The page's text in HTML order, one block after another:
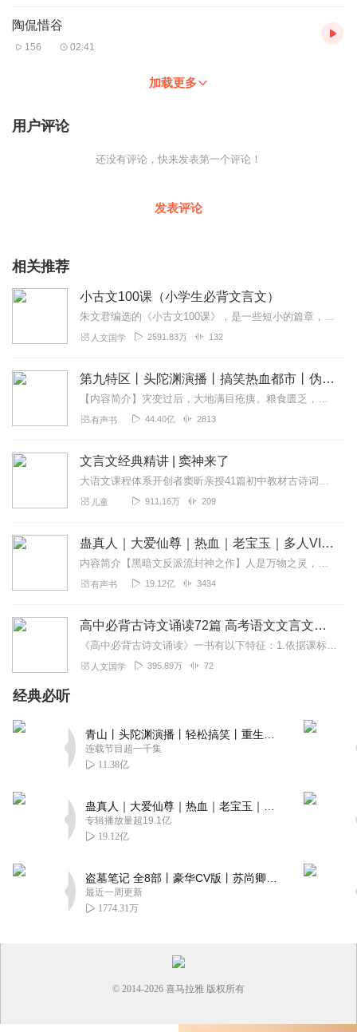
陶侃惜谷
156 02:41
加载更多
用户评论
还没有评论，快来发表第一个评论！
发表评论
相关推荐
小古文100课（小学生必背文言文）
朱文君编选的《小古文100课》，是一些短小的篇章，易于入门。这组录音以济南出版社2015版《小学生小古文100课》为为录音底本，先前选本有些篇目被更换的，作为附...
人文国学 2591.83万 132
第九特区丨头陀渊演播丨搞笑热血都市丨伪戒丨VIP免费多人有声剧
【内容简介】灾变过后，大地满目疮痍。粮食匮乏，资源紧俏，局势混乱……一位从待规划区杀出来的青年，背对着漫天黄沙，孤身来到九区谋生，却不曾想偶然结识三五好友，一念...
有声书 44.40亿 2813
文言文经典精讲 | 窦神来了
大语文课程体系开创者窦昕亲授41篇初中教材古诗词、文言精讲，41周让你无惧文言难题古诗、古文难，难就难在，离生活太远，孩子没兴趣。能让孩子爱上的古文课，必然做到...
儿童 911.16万 209
蛊真人｜大爱仙尊｜热血｜老宝玉｜多人VIP免费有声剧
内容简介【黑暗文反派流封神之作】人是万物之灵，蛊是天地真精。一个穿越者不断重生的故事。一个养蛊、炼蛊、用蛊的奇特世界。配音组（男角色）老宝玉旁白...
有声书 19.12亿 3434
高中必背古诗文诵读72篇 高考语文文言文背诵
《高中必背古诗文诵读》一书有以下特征：1.依据课标：收录教育部制定的《普通高中语文课程标准（2017年版2020年修订）》中指定的高中72篇古诗文背诵推荐篇...
人文国学 395.89万 72
经典必听
连载节目超一千集
11.38亿
专辑播放量超19.1亿
19.12亿
最近一周更新
1774.31万
© 2014-2026 喜马拉雅 版权所有